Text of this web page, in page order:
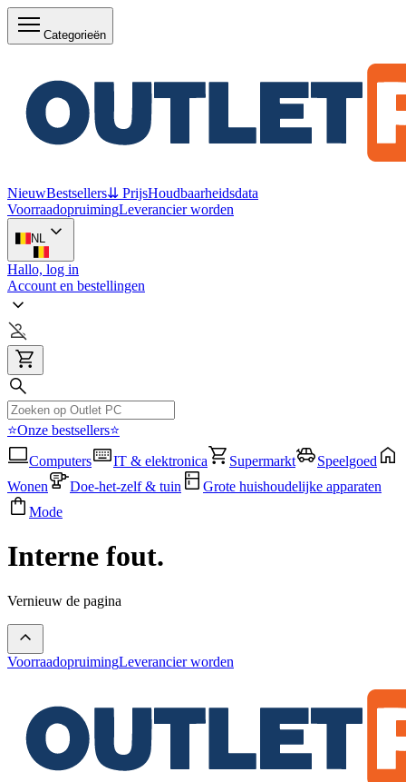
Categorieën
NieuwBestsellers⇊ PrijsHoudbaarheidsdata
VoorraadopruimingLeverancier worden
NL
Hallo, log in
Account en bestellingen
⭐Onze bestsellers⭐
Computers
IT & elektronica Supermarkt
Speelgoed
Wonen
Doe-het-zelf & tuin
Grote huishoudelijke apparaten
Mode
Interne fout.
Vernieuw de pagina
VoorraadopruimingLeverancier worden